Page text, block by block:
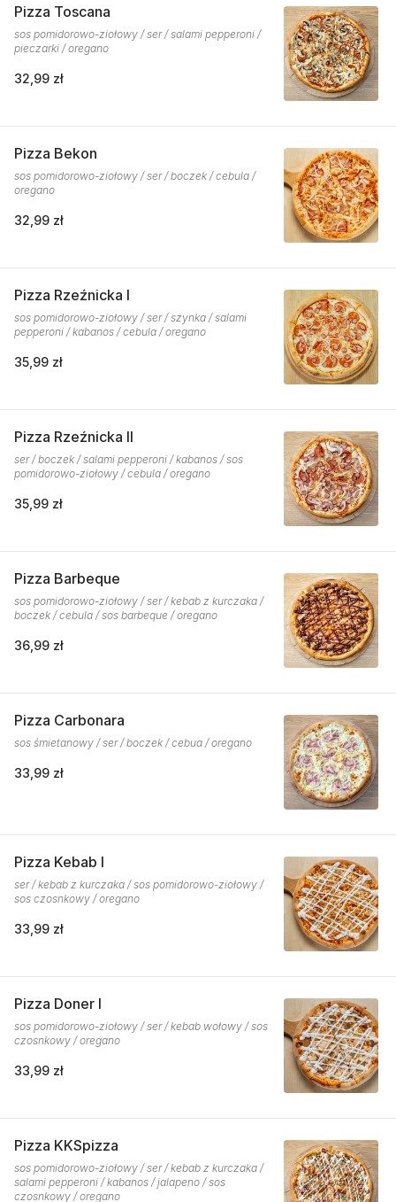
Pizza Toscana
sos pomidorowo-ziołowy / ser / salami pepperoni /
pieczarki / oregano
32,99 zł
Pizza Bekon
sos pomidorowo-ziołowy / ser / boczek / cebula /
oregano
32,99 zł
Pizza Rzeźnicka I
sos pomidorowo-ziołowy / ser / szynka / salami
pepperoni / kabanos / cebula / oregano
35,99 zł
Pizza Rzeźnicka II
ser / boczek / salami pepperoni / kabanos / sos
pomidorowo-ziołowy / cebula / oregano
35,99 zł
Pizza Barbeque
sos pomidorowo-ziołowy / ser / kebab z kurczaka /
boczek / cebula / sos barbeque / oregano
36,99 zł
Pizza Carbonara
sos śmietanowy / ser / boczek / cebua / oregano
33,99 zł
Pizza Kebab I
ser / kebab z kurczaka / sos pomidorowo-ziołowy /
sos czosnkowy / oregano
33,99 zł
Pizza Doner I
sos pomidorowo-ziołowy / ser / kebab wołowy / sos
czosnkowy / oregano
33,99 zł
Pizza KKSpizza
sos pomidorowo-ziołowy / ser / kebab z kurczaka /
salami pepperoni / kabanos / jalapeno / sos
czosnkowy / oregano